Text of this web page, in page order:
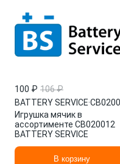
100 ₽ 106 ₽
BATTERY SERVICE·
Игрушка мячик в
ассортименте СВ020012
BATTERY SERVICE
В корзину